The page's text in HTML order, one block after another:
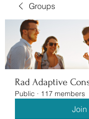
Groups
Rad Adaptive
Public · 117 members
Join